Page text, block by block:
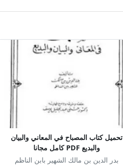
تحميل كتاب المصباح في المعاني والبيان
والبديع PDF كامل مجانا
بدر الدين بن مالك الشهير بابن الناظم